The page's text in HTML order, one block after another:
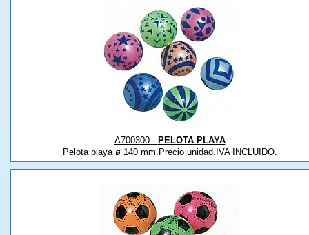
A700300 · PELOTA PLAYA
Pelota playa ø 140 mm.Precio unidad.IVA INCLUIDO.